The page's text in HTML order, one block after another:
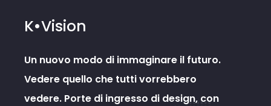
K•Vision
Un nuovo modo di immaginare il futuro.
Vedere quello che tutti vorrebbero
vedere. Porte di ingresso di design, con